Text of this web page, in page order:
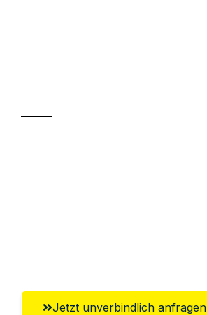
Jetzt unverbindlich anfragen